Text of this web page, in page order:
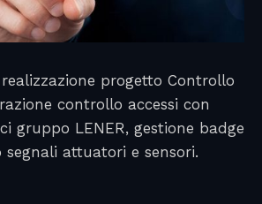
progetto Controllo
controllo accessi con
gruppo LENER, gestione badge
attuatori e sensori.